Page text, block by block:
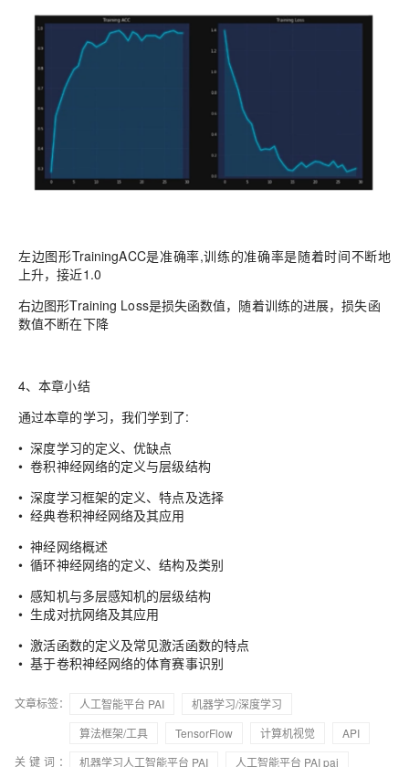
左边图形TrainingACC是准确率,训练的准确率是随着时间不断地
上升，接近1.0
右边图形Training Loss是损失函数值，随着训练的进展，损失函
数值不断在下降
4、本章小结
通过本章的学习，我们学到了:
• 深度学习的定义、优缺点
• 卷积神经网络的定义与层级结构
• 深度学习框架的定义、特点及选择
• 经典卷积神经网络及其应用
• 神经网络概述
• 循环神经网络的定义、结构及类别
• 感知机与多层感知机的层级结构
• 生成对抗网络及其应用
• 激活函数的定义及常见激活函数的特点
• 基于卷积神经网络的体育赛事识别
文章标签： 人工智能平台 PAI
机器学习/深度学习
算法框架/工具
TensorFlow 计算机视觉
API
关键词：
机器学习人工智能平台 PAI 人工智能平台 PAI pai